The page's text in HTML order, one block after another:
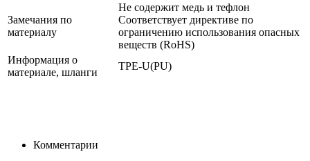
Замечания по
материалу
Не содержит медь и тефлон
Соответствует директиве по
ограничению использования опасных
веществ (RoHS)
Информация о
материале, шланги
TPE-U(PU)
Комментарии